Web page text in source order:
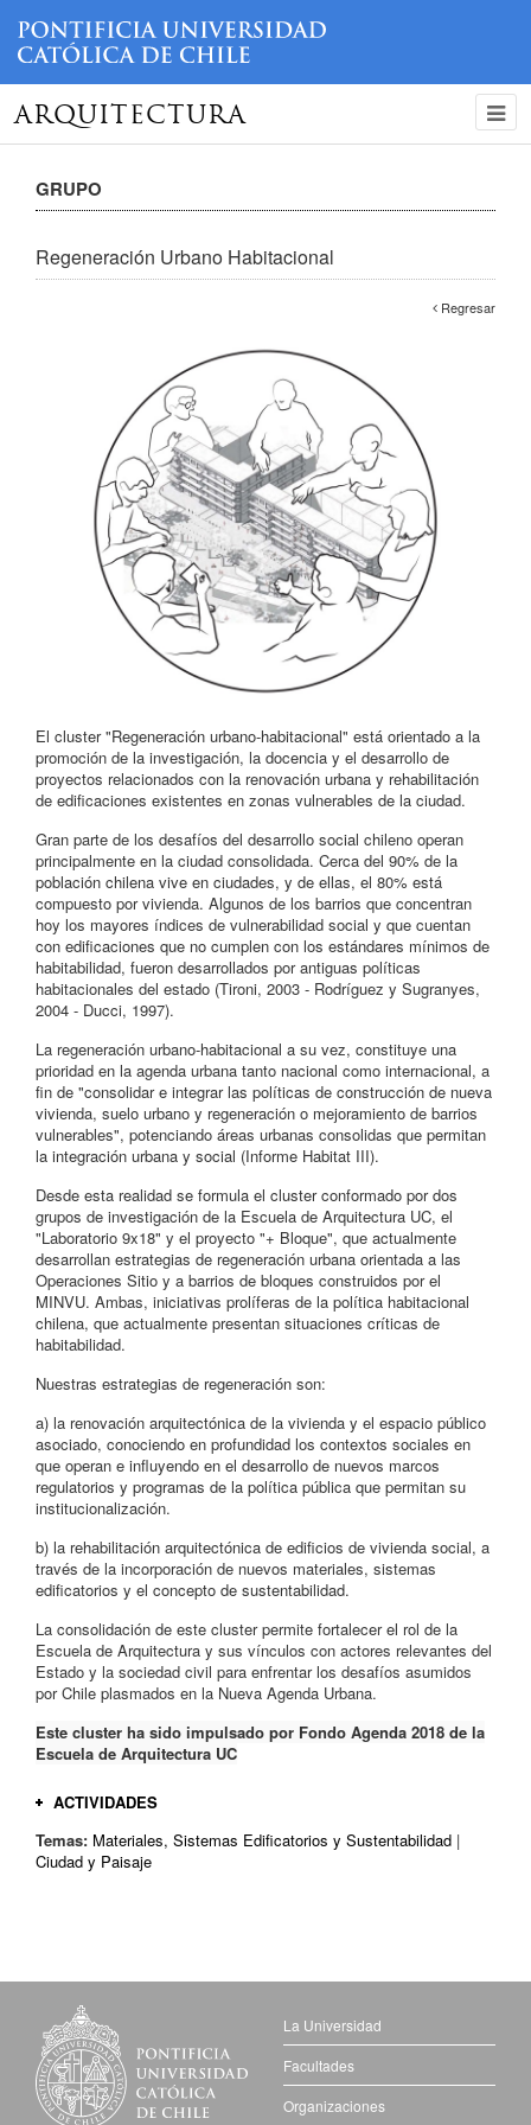
ARQUITECTURA
GRUPO
Regeneración Urbano Habitacional
Regresar
El cluster "Regeneración urbano-habitacional" está orientado a la
promoción de la investigación, la docencia y el desarrollo de
proyectos relacionados con la renovación urbana y rehabilitación
de edificaciones existentes en zonas vulnerables de la ciudad.
Gran parte de los desafíos del desarrollo social chileno operan
principalmente en la ciudad consolidada. Cerca del 90% de la
población chilena vive en ciudades, y de ellas, el 80% está
compuesto por vivienda. Algunos de los barrios que concentran
hoy los mayores índices de vulnerabilidad social y que cuentan
con edificaciones que no cumplen con los estándares mínimos de
habitabilidad, fueron desarrollados por antiguas políticas
habitacionales del estado (Tironi, 2003 - Rodríguez y Sugranyes,
2004 - Ducci, 1997).
La regeneración urbano-habitacional a su vez, constituye una
prioridad en la agenda urbana tanto nacional como internacional, a
fin de "consolidar e integrar las políticas de construcción de nueva
vivienda, suelo urbano y regeneración o mejoramiento de barrios
vulnerables", potenciando áreas urbanas consolidas que permitan
la integración urbana y social (Informe Habitat III).
Desde esta realidad se formula el cluster conformado por dos
grupos de investigación de la Escuela de Arquitectura UC, el
"Laboratorio 9x18" y el proyecto "+ Bloque", que actualmente
desarrollan estrategias de regeneración urbana orientada a las
Operaciones Sitio y a barrios de bloques construidos por el
MINVU. Ambas, iniciativas prolíferas de la política habitacional
chilena, que actualmente presentan situaciones críticas de
habitabilidad.
Nuestras estrategias de regeneración son:
a) la renovación arquitectónica de la vivienda y el espacio público
asociado, conociendo en profundidad los contextos sociales en
que operan e influyendo en el desarrollo de nuevos marcos
regulatorios y programas de la política pública que permitan su
institucionalización.
b) la rehabilitación arquitectónica de edificios de vivienda social, a
través de la incorporación de nuevos materiales, sistemas
edificatorios y el concepto de sustentabilidad.
La consolidación de este cluster permite fortalecer el rol de la
Escuela de Arquitectura y sus vínculos con actores relevantes del
Estado y la sociedad civil para enfrentar los desafíos asumidos
por Chile plasmados en la Nueva Agenda Urbana.
Este cluster ha sido impulsado por Fondo Agenda 2018 de la
Escuela de Arquitectura UC
ACTIVIDADES
Seminario Regeneración Urbano Habitacional. Hacer ciudad
desde las oportunidades
de las políticas públicas:
Fredreric Druot , arquitecto fundador de PLUS
Luis Eduardo Bresciani, Director EARQ UC
Claudio Castro, Alcalde de Renca
Guillermo Rolando, subsecretario MINVU
Temas: Materiales, Sistemas Edificatorios y Sustentabilidad |
Ciudad y Paisaje
La Universidad
Facultades
Organizaciones